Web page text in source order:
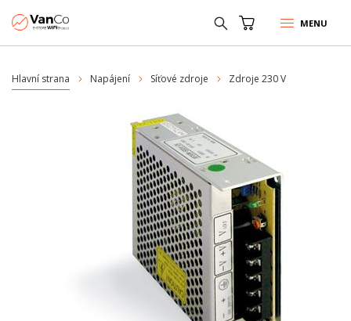
MENU
Hlavní strana Napájení Síťové zdroje Zdroje 230 V